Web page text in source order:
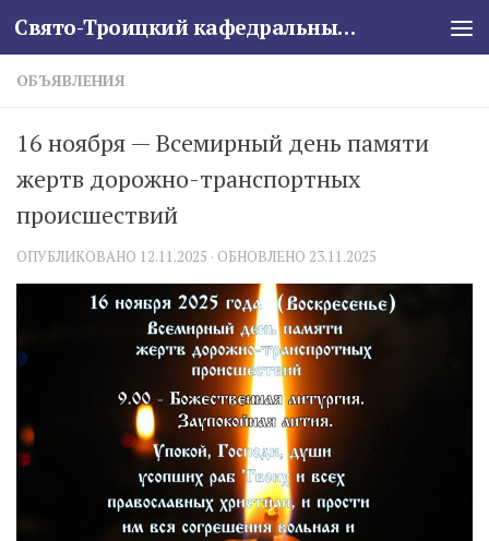
Skip to content Свято-Троицкий кафедральный собор
ОБЪЯВЛЕНИЯ
16 ноября — Всемирный день памяти
жертв дорожно-транспортных
происшествий
ОПУБЛИКОВАНО 12.11.2025 · ОБНОВЛЕНО 23.11.2025